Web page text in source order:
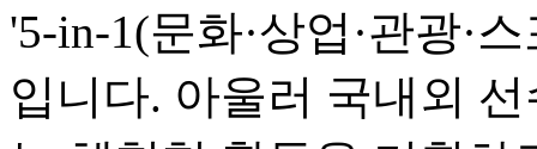
'5-in-1(문화·상업·관광·
입니다. 아울러 국내외